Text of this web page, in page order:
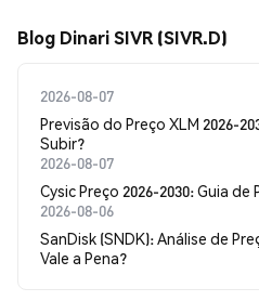
Blog Dinari SIVR (SIVR.D)
2026-08-07
Previsão do Preço XLM 2026-
Subir?
2026-08-07
Cysic Preço 2026-2030: Guia
2026-08-06
SanDisk (SNDK): Análise de
Vale a Pena?